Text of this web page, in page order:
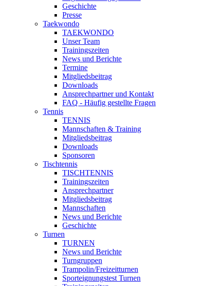
Geschichte
Presse
Taekwondo
TAEKWONDO
Unser Team
Trainingszeiten
News und Berichte
Termine
Mitgliedsbeitrag
Downloads
Ansprechpartner und Kontakt
FAQ - Häufig gestellte Fragen
Tennis
TENNIS
Mannschaften & Training
Mitgliedsbeitrag
Downloads
Sponsoren
Tischtennis
TISCHTENNIS
Trainingszeiten
Ansprechpartner
Mitgliedsbeitrag
Mannschaften
News und Berichte
Geschichte
Turnen
TURNEN
News und Berichte
Turngruppen
Trampolin/Freizeitturnen
Sporteignungstest Turnen